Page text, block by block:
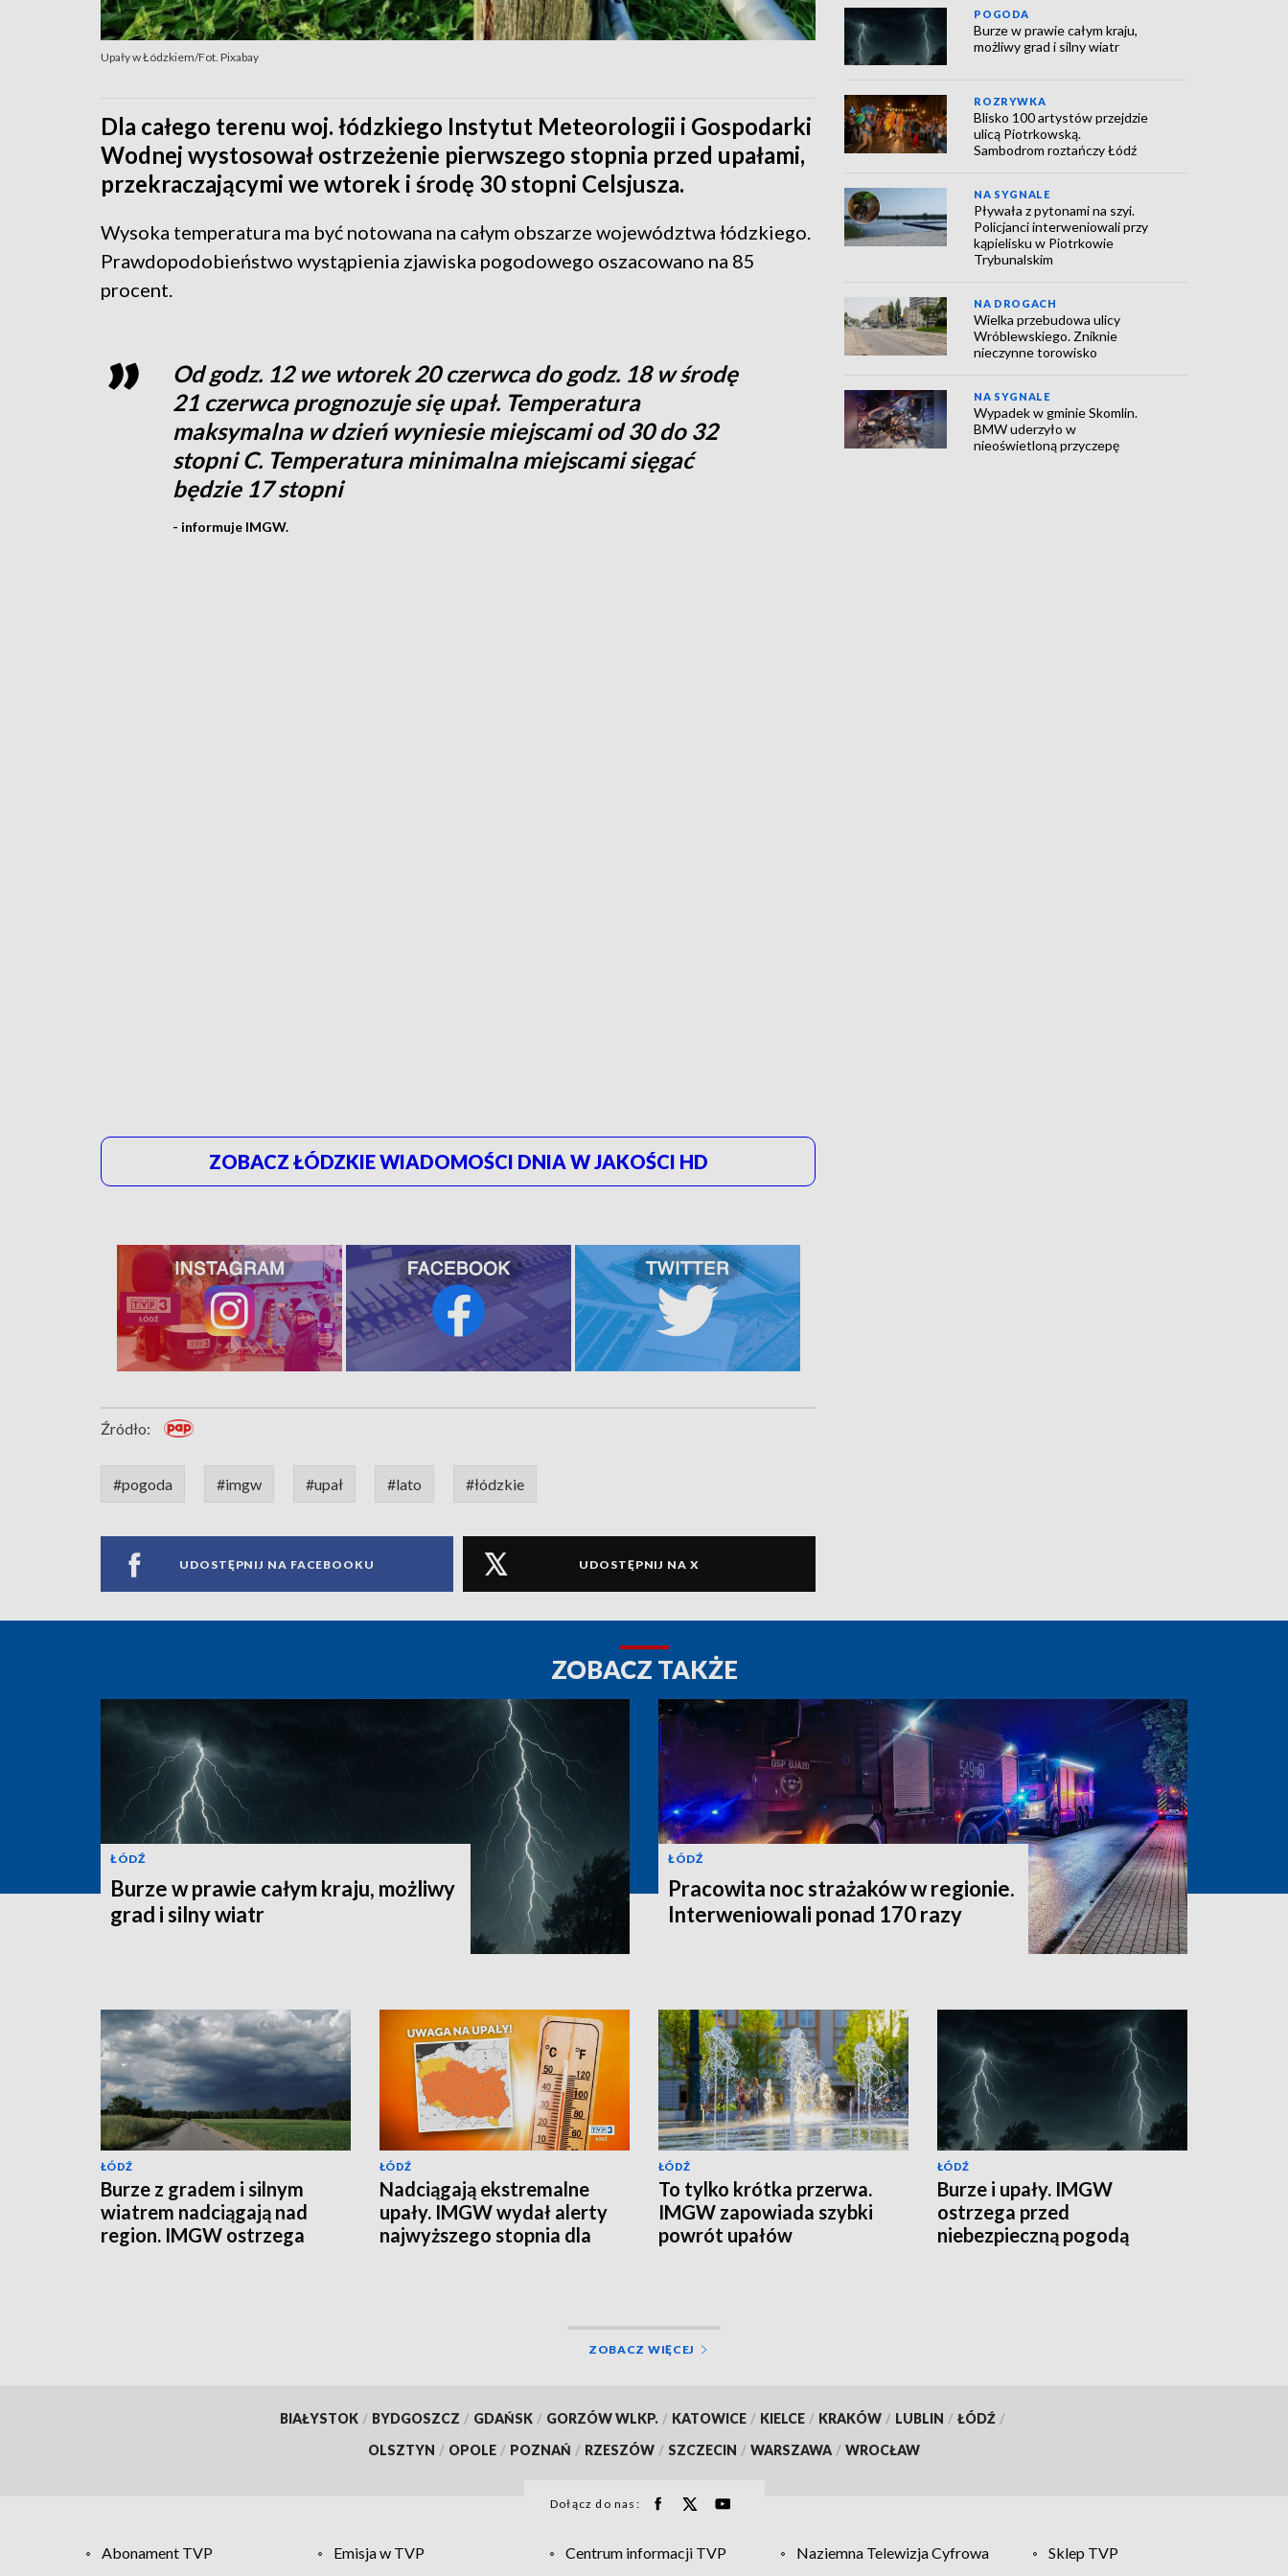
Upały w Łódzkiem/Fot. Pixabay
Dla całego terenu woj. łódzkiego Instytut Meteorologii i Gospodarki
Wodnej wystosował ostrzeżenie pierwszego stopnia przed upałami,
przekraczającymi we wtorek i środę 30 stopni Celsjusza.
Wysoka temperatura ma być notowana na całym obszarze województwa łódzkiego.
Prawdopodobieństwo wystąpienia zjawiska pogodowego oszacowano na 85
procent.
Od godz. 12 we wtorek 20 czerwca do godz. 18 w środę
21 czerwca prognozuje się upał. Temperatura
maksymalna w dzień wyniesie miejscami od 30 do 32
stopni C. Temperatura minimalna miejscami sięgać
będzie 17 stopni
- informuje IMGW.
ZOBACZ ŁÓDZKIE WIADOMOŚCI DNIA W JAKOŚCI HD
Źródło:
#pogoda #imgw #upał #lato #łódzkie
UDOSTĘPNIJ NA FACEBOOKU UDOSTĘPNIJ NA X
POGODA
Burze w prawie całym kraju,
możliwy grad i silny wiatr
ROZRYWKA
Blisko 100 artystów przejdzie
ulicą Piotrkowską.
Sambodrom roztańczy Łódź
NA SYGNALE
Pływała z pytonami na szyi.
Policjanci interweniowali przy
kąpielisku w Piotrkowie
Trybunalskim
NA DROGACH
Wielka przebudowa ulicy
Wróblewskiego. Zniknie
nieczynne torowisko
NA SYGNALE
Wypadek w gminie Skomlin.
BMW uderzyło w
nieoświetloną przyczepę
ZOBACZ TAKŻE
ŁÓDŹ
Burze w prawie całym kraju, możliwy
grad i silny wiatr
ŁÓDŹ
Pracowita noc strażaków w regionie.
Interweniowali ponad 170 razy
ŁÓDŹ
Burze z gradem i silnym
wiatrem nadciągają nad
region. IMGW ostrzega
ŁÓDŹ
Nadciągają ekstremalne
upały. IMGW wydał alerty
najwyższego stopnia dla
ŁÓDŹ
To tylko krótka przerwa.
IMGW zapowiada szybki
powrót upałów
ŁÓDŹ
Burze i upały. IMGW
ostrzega przed
niebezpieczną pogodą
ZOBACZ WIĘCEJ
BIAŁYSTOK / BYDGOSZCZ / GDAŃSK / GORZÓW WLKP. / KATOWICE / KIELCE / KRAKÓW / LUBLIN / ŁÓDŹ /
OLSZTYN / OPOLE / POZNAŃ / RZESZÓW / SZCZECIN / WARSZAWA / WROCŁAW
Dołącz do nas:
Abonament TVP Emisja w TVP Centrum informacji TVP Naziemna Telewizja Cyfrowa
Sklep TVP